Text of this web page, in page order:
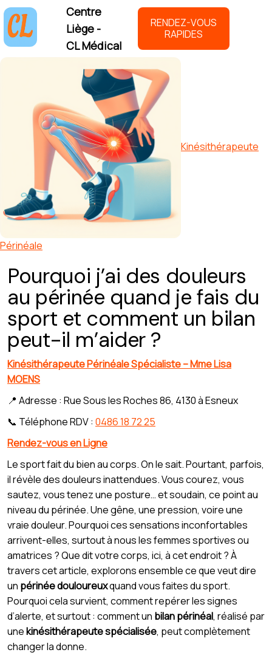
Centre
Liège -
CL Médical
RENDEZ-VOUS
RAPIDES
Kinésithérapeute
Périnéale
Pourquoi j’ai des douleurs
au périnée quand je fais du
sport et comment un bilan
peut-il m’aider ?
Kinésithérapeute Périnéale Spécialiste – Mme Lisa
MOENS
📍 Adresse : Rue Sous les Roches 86, 4130 à Esneux
📞 Téléphone RDV : 0486 18 72 25
Rendez-vous en Ligne
Le sport fait du bien au corps. On le sait. Pourtant, parfois,
il révèle des douleurs inattendues. Vous courez, vous
sautez, vous tenez une posture… et soudain, ce point au
niveau du périnée. Une gêne, une pression, voire une
vraie douleur. Pourquoi ces sensations inconfortables
arrivent-elles, surtout à nous les femmes sportives ou
amatrices ? Que dit votre corps, ici, à cet endroit ? À
travers cet article, explorons ensemble ce que veut dire
un périnée douloureuxquand vous faites du sport.
Pourquoi cela survient, comment repérer les signes
d’alerte, et surtout : comment un bilan périnéal, réalisé par
unekinésithérapeute spécialisée, peut complètement
changer la donne.